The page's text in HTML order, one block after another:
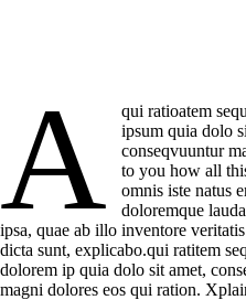
A
qui ratioatem
ipsum quia dolo
conseqvuuntur
to you how all
omnis iste natus
doloremque
ipsa, quae ab illo inventore
dicta sunt, explicabo.qui ratitem
dolorem ip quia dolo sit amet,
magni dolores eos qui ration.